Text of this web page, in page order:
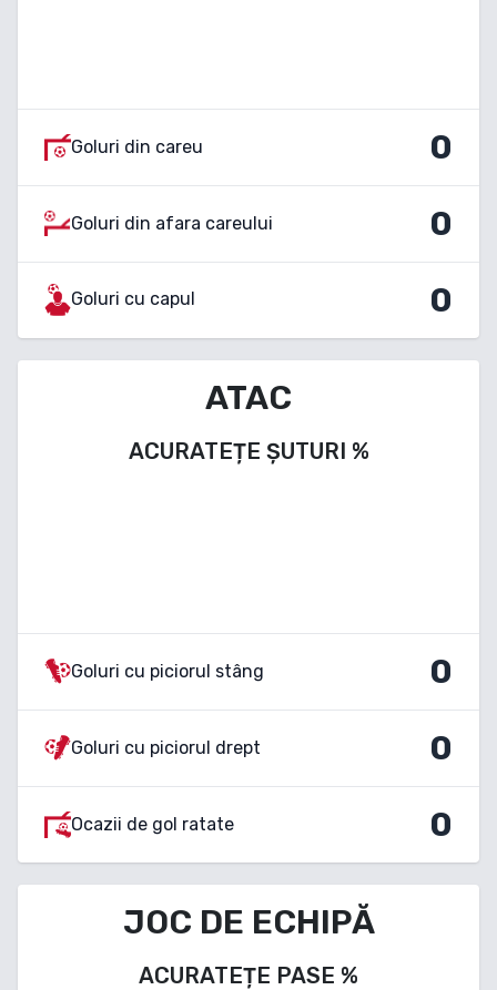
Goluri din careu 0
Goluri din afara careului 0
Goluri cu capul 0
ATAC
ACURATEȚE ȘUTURI %
Goluri cu piciorul stâng 0
Goluri cu piciorul drept 0
Ocazii de gol ratate 0
JOC DE ECHIPĂ
ACURATEȚE PASE %